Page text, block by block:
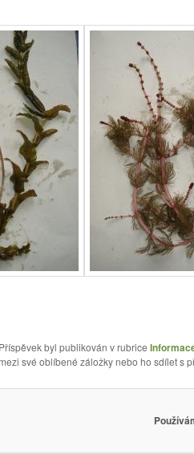
Příspěvek byl publikován v rubrice
své oblíbené záložky nebo ho sdílet s